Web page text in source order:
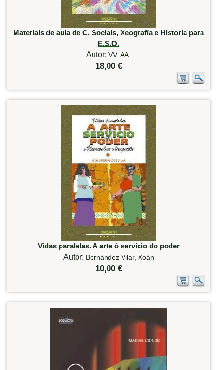
Materiais de aula de C. Sociais, Xeografía e Historia para
E.S.O.
Autor: VV. AA.
18,00 €
Vidas paralelas. A arte ó servicio do poder
Autor: Bernández Vilar, Xoán
10,00 €